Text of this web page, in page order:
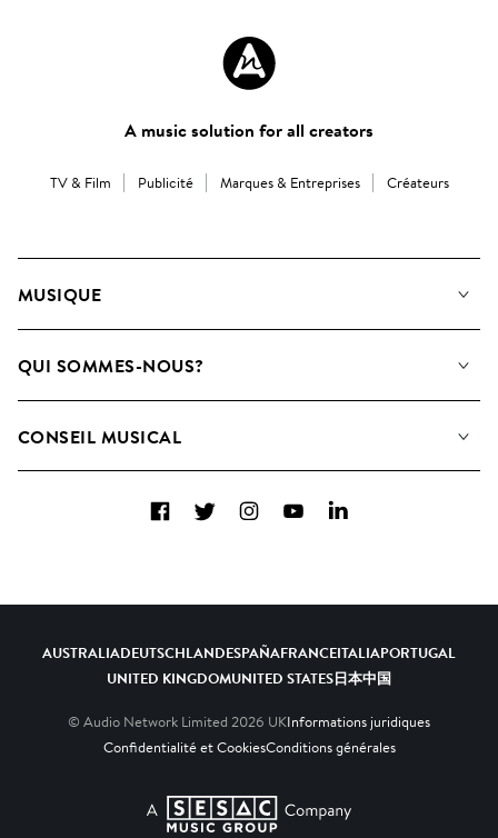
A music solution for all creators
TV & Film Publicité Marques & Entreprises Créateurs
MUSIQUE
Rechercher
QUI SOMMES-NOUS?
Comment nous utilisons l’IA
CONSEIL MUSICAL
FacebookTwitterInstagramYouTubeLinkedIn
AUSTRALIADEUTSCHLANDESPAÑAFRANCEITALIAPORTUGAL
UNITED KINGDOMUNITED STATES日本中国
© Audio Network Limited 2026 UKInformations juridiques
Confidentialité et CookiesConditions générales
A SESAC Company